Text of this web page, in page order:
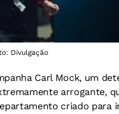
Divulgação
Carl Mock, um
arrogante,
criado para